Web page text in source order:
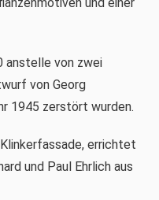
anstelle von zwei
von Georg
1945 zerstört wurden.
errichtet
und Paul Ehrlich aus